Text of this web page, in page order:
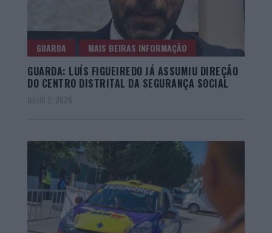
GUARDA MAIS BEIRAS INFORMAÇÃO
GUARDA: LUÍS FIGUEIREDO JÁ ASSUMIU DIREÇÃO
DO CENTRO DISTRITAL DA SEGURANÇA SOCIAL